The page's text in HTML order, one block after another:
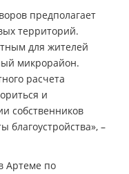
предполагает
территорий.
для жителей
микрорайон.
расчета
и
собственников
–
Артеме по